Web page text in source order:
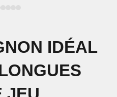
IDÉAL